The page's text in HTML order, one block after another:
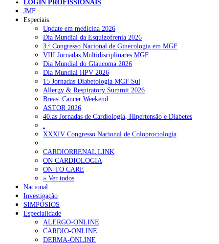
NOTÍCIAS RECENTES
Quase 11.900 jovens recorreram aos cheques psicólogo e
nutricionista no primeiro mês 7 de Agosto, 2026
ULS de Coimbra estreia cirurgia endoscópica do ouvido com
apoio robótico em Portugal 7 de Agosto, 2026
Enfermeiros exigem esclarecimentos sobre eventual gestão
privada da ULS do Algarve
Ordem dos Médicos alerta para riscos no novo sistema de acesso
a consultas e cirurgias 7 de Agosto, 2026
Portugal está a formar os médicos de que precisa?
2026
NOTÍCIAS MAIS LIDAS
Enfermagem Forense. “Da urgência ao tribunal, cada
gesto conta e cada profissional faz a diferença”
202 visualizações
LOGIN PROFISSIONAIS
JMF
Especiais
Update em medicina 2026
Dia Mundial da Esquizofrenia 2026
3.ᵒ Congresso Nacional de Ginecologia em MGF
VIII Jornadas Multidisciplinares MGF
Dia Mundial do Glaucoma 2026
Dia Mundial HPV 2026
15 Jornadas Diabetologia MGF Sul
Allergy & Respiratory Summit 2026
Breast Cancer Weekend
ASTOR 2026
40.as Jornadas de Cardiologia, Hipertensão e Diabetes
.
XXXIV Congresso Nacional de Coloproctologia
.
CARDIORRENAL LINK
ON CARDIOLOGIA
ON TO CARE
» Ver todos
Nacional
Investigação
SIMPÓSIOS
Especialidade
ALERGO-ONLINE
CARDIO-ONLINE
DERMA-ONLINE